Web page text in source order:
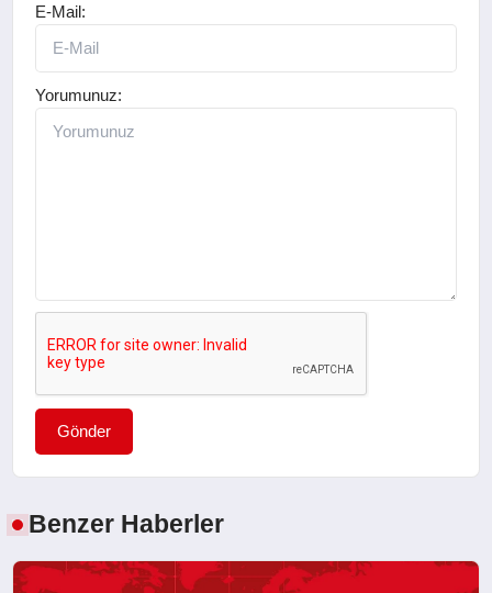
E-Mail:
Yorumunuz:
Gönder
Benzer Haberler